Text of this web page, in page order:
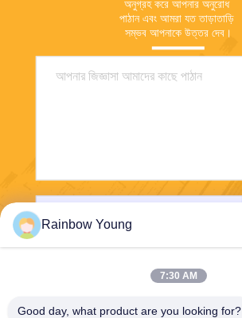
অনুগ্রহ করে আপনার অনুরোধ
পাঠান এবং আমরা যত তাড়াতাড়ি
সম্ভব আপনাকে উত্তর দেব।
Rainbow Young
7:30 AM
Good day, what product are you looking for?